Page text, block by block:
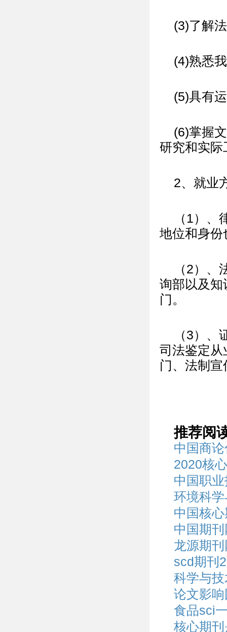
(3)了解
(4)熟悉
(5)具有
(6)掌握
研究和实际
2、就业
（1）
地位和身份
（2）
询部以及知
门。
（3）
司法鉴定从
门、法制宣
推荐阅
中国商
2020核
中国职
环境科
中国核
中国期
龙源期
scd期刊
科学与
论文影
食品sci
核心期